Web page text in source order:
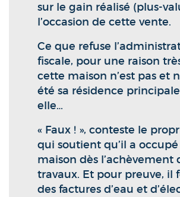
sur le gain réalisé (plus-
l’occasion de cette vente.
Ce que refuse
fiscale, pour une raison
cette maison n’est pas et
été sa résidence
elle…
« Faux ! », conteste le
qui soutient qu’il a occupé
maison dès l’achèvement
travaux. Et pour preuve, il
des factures d’eau et